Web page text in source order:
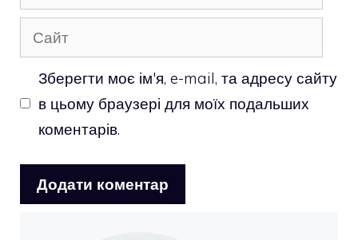
mail
Сайт
Зберегти моє ім'я, e-mail, та адресу сайту
в цьому браузері для моїх подальших
коментарів.